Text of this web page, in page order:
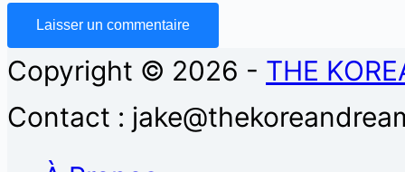
Laisser un commentaire
Copyright © 2026 - THE
Contact :